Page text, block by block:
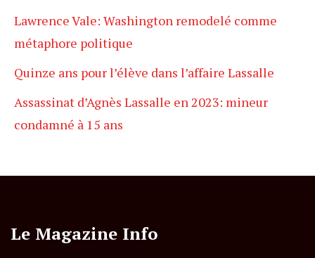
Lawrence Vale: Washington remodelé comme
métaphore politique
Quinze ans pour l’élève dans l’affaire Lassalle
Assassinat d’Agnès Lassalle en 2023: mineur
condamné à 15 ans
Le Magazine Info